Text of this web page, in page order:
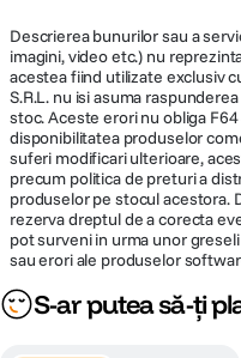
Descrierea bunurilor sau a
imagini, video etc.) nu
acestea fiind utilizate exclusiv
S.R.L. nu isi asuma
stoc. Aceste erori nu obliga
disponibilitatea produselor
suferi modificari ulterioare,
precum politica de preturi a
produselor pe stocul acestora.
rezerva dreptul de a corecta
pot surveni in urma unor
sau erori ale produselor
S-ar putea să-ți